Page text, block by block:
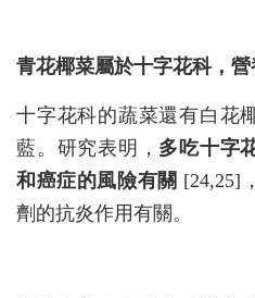
青花椰菜屬於十字花科，營
十字花科的蔬菜還有白花
藍。研究表明， 多吃十字
和癌症的風險有關 [24,25]
劑的抗炎作用有關。